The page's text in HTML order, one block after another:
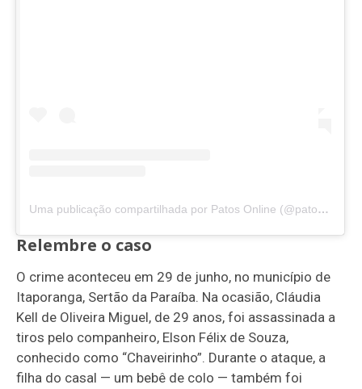
Uma publicação compartilhada por Patos Online (@patosonline)
Relembre o caso
O crime aconteceu em 29 de junho, no município de
Itaporanga, Sertão da Paraíba. Na ocasião, Cláudia
Kell de Oliveira Miguel, de 29 anos, foi assassinada a
tiros pelo companheiro, Elson Félix de Souza,
conhecido como “Chaveirinho”. Durante o ataque, a
filha do casal — um bebê de colo — também foi